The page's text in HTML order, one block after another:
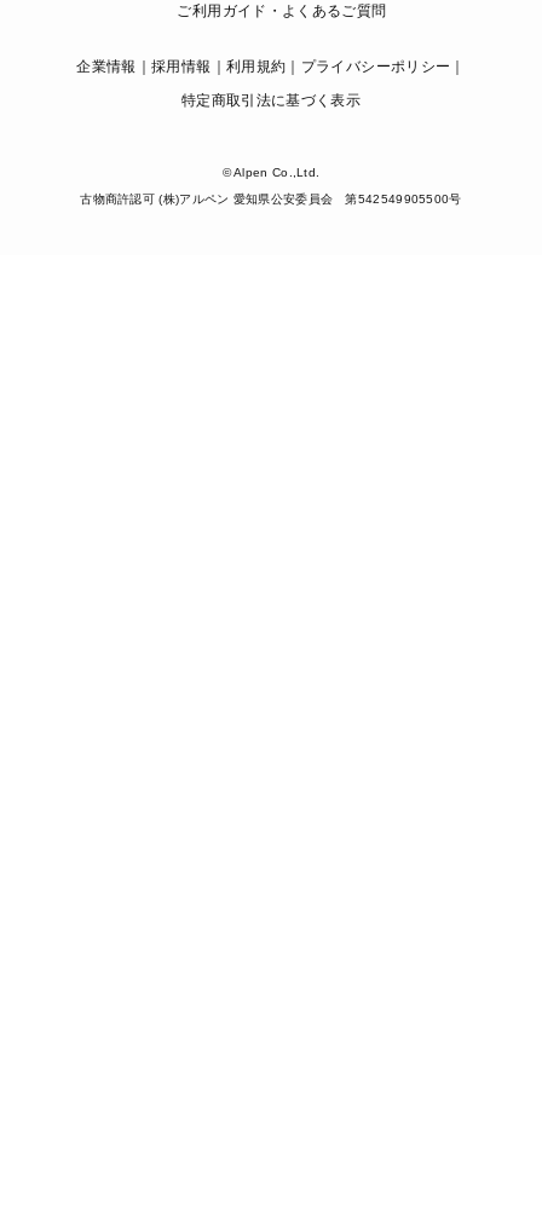
ご利用ガイド・よくあるご質問
企業情報 採用情報 利用規約
プライバシーポリシー
特定商取引法に基づく表示
© Alpen Co.,Ltd.
古物商許認可 (株)アルペン 愛知県公安委員会 第542549905500号